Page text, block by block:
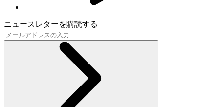
ニュースレターを購読する